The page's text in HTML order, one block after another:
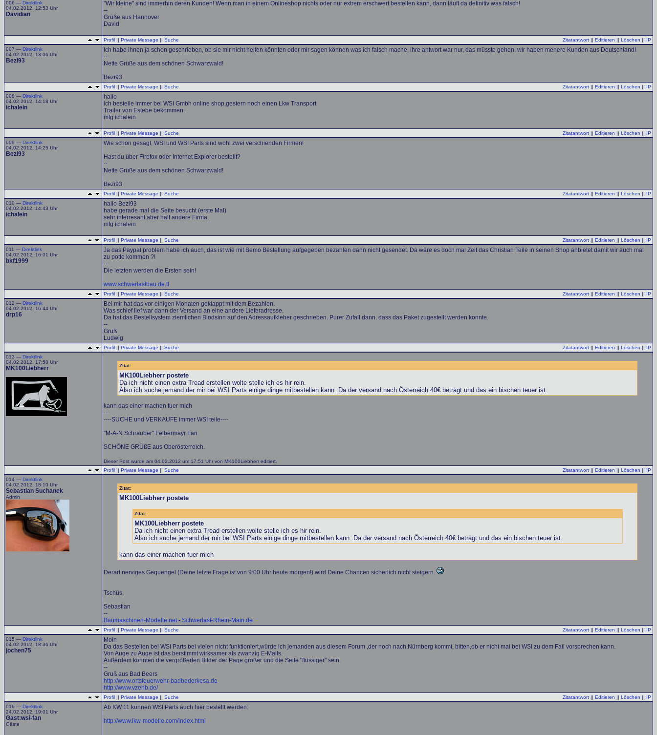
006 — Direktlink
04.02.2012, 12:53 Uhr
Davidian
"Wir kleine" sind immerhin deren Kunden! Wenn man in einem Onlineshop nichts oder nur extrem erschwert bestellen kann, dann läuft da definitiv was falsch!
--
Grüße aus Hannover
David
Profil || Private Message || Suche Zitatantwort || Editieren || Löschen || IP
007 — Direktlink
04.02.2012, 13:06 Uhr
Bezi93
Ich habe ihnen ja schon geschrieben, ob sie mir nicht helfen könnten oder mir sagen können was ich falsch mache, ihre antwort war nur, das müsste gehen, wir haben mehere Kunden aus Deutschland!
--
Nette Grüße aus dem schönen Schwarzwald!
Bezi93
Profil || Private Message || Suche Zitatantwort || Editieren || Löschen || IP
008 — Direktlink
04.02.2012, 14:18 Uhr
ichalein
hallo
ich bestelle immer bei WSI Gmbh online shop,gestern noch einen Lkw Transport
Trailer von Estebe bekommen.
mfg ichalein
Profil || Private Message || Suche Zitatantwort || Editieren || Löschen || IP
009 — Direktlink
04.02.2012, 14:25 Uhr
Bezi93
Wie schon gesagt, WSI und WSI Parts sind wohl zwei verschienden Firmen!
Hast du über Firefox oder Internet Explorer bestellt?
--
Nette Grüße aus dem schönen Schwarzwald!
Bezi93
Profil || Private Message || Suche Zitatantwort || Editieren || Löschen || IP
010 — Direktlink
04.02.2012, 14:43 Uhr
ichalein
hallo Bezi93
habe gerade mal die Seite besucht (erste Mal)
sehr interresant,aber halt andere Firma.
mfg ichalein
Profil || Private Message || Suche Zitatantwort || Editieren || Löschen || IP
011 — Direktlink
04.02.2012, 16:01 Uhr
bkf1999
Ja das Paypal problem habe ich auch, das ist wie mit Bemo Bestellung aufgegeben bezahlen dann nicht gesendet. Da wäre es doch mal Zeit das Christian Teile in seinen Shop anbietet damit wir auch mal
zu potte kommen ?!
--
Die letzten werden die Ersten sein!
www.schwerlastbau.de.tl
Profil || Private Message || Suche Zitatantwort || Editieren || Löschen || IP
012 — Direktlink
04.02.2012, 16:44 Uhr
drp16
Bei mir hat das vor einigen Monaten geklappt mit dem Bezahlen.
Was schief lief war dann der Versand an eine andere Lieferadresse.
Da hat das Bestellsystem ziemlichen Blödsinn auf den Adressaufkleber geschrieben. Purer Zufall dann. dass das Paket zugestellt werden konnte.
--
Gruß
Ludwig
Profil || Private Message || Suche Zitatantwort || Editieren || Löschen || IP
013 — Direktlink
04.02.2012, 17:50 Uhr
MK100Liebherr Zitat:
MK100Liebherr postete
Da ich nicht einen extra Tread erstellen wolte stelle ich es hir rein.
Also ich suche jemand der mir bei WSI Parts einige dinge mitbestellen kann .Da der versand nach Österreich 40€ beträgt und das ein bischen teuer ist.
kann das einer machen fuer mich
--
----SUCHE und VERKAUFE immer WSI teile----
"M-A-N Schrauber" Felbermayr Fan
SCHÖNE GRÜßE aus Oberösterreich.
Dieser Post wurde am 04.02.2012 um 17:51 Uhr von MK100Liebherr editiert.
Profil || Private Message || Suche Zitatantwort || Editieren || Löschen || IP
014 — Direktlink
04.02.2012, 18:10 Uhr
Sebastian Suchanek
Admin
Zitat:
MK100Liebherr postete
Zitat:
MK100Liebherr postete
Da ich nicht einen extra Tread erstellen wolte stelle ich es hir rein.
Also ich suche jemand der mir bei WSI Parts einige dinge mitbestellen kann .Da der versand nach Österreich 40€ beträgt und das ein bischen teuer ist.
kann das einer machen fuer mich
Derart nerviges Gequengel (Deine letzte Frage ist von 9:00 Uhr heute morgen!) wird Deine Chancen sicherlich nicht steigern.
Tschüs,
Sebastian
--
Baumaschinen-Modelle.net- Schwerlast-Rhein-Main.de
Profil || Private Message || Suche Zitatantwort || Editieren || Löschen || IP
015 — Direktlink
04.02.2012, 18:36 Uhr
jochen75
Moin
Da das Bestellen bei WSI Parts bei vielen nicht funktioniert,würde ich jemanden aus diesem Forum ,der noch nach Nürnberg kommt, bitten,ob er nicht mal bei WSI zu dem Fall vorsprechen kann.
Von Auge zu Auge ist das berstimmt wirksamer als zwanzig E-Mails.
Außerdem könnten die vergrößerten Bilder der Page größer und die Seite "flüssiger" sein.
--
Gruß aus Bad Beers
http://www.ortsfeuerwehr-badbederkesa.de
http://www.vzehb.de/
Profil || Private Message || Suche Zitatantwort || Editieren || Löschen || IP
016 — Direktlink
24.02.2012, 19:01 Uhr
Gast:wsi-fan
Gäste
Ab KW 11 können WSI Parts auch hier bestellt werden:
http://www.lkw-modelle.com/index.html